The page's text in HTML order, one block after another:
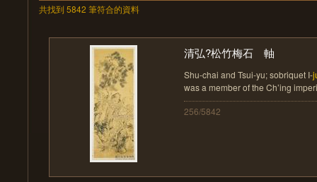
共找到 5842 筆符合的資料
清弘?松竹梅石 軸
Shu-chai and Tsui-yu; sobriquet I-
was a member of the Ch’ing
256/5842